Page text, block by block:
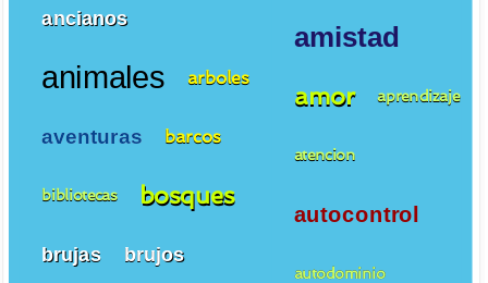
amistad
amor aprendizaje
atencion
autocontrol
autodominio
ancianos
animales arboles
aventuras barcos
bibliotecas bosques
brujas brujos